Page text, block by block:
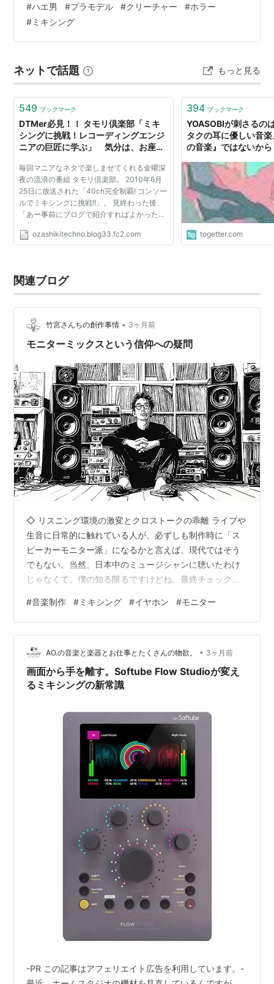
(PLATZ) Amazon フジミ模型 自由研究シリーズNo.23
EX-2 いきもの編 オオカマキリ （クリアーグリーン） 自
由研究-23 EX-2 フジミ模型(FUJIMI) Amazon
#ハエ男 #プラモデル #クリーチャー #ホラー
#ミキシング
ネットで話題 もっと見る
549 ブックマーク
DTMer必見！！ タモリ倶楽部「ミキ
シングに挑戦！レコーディングエンジ
ニアの巨匠に学ぶ」 気分は、お座敷
毎回マニアなネタで楽しませてくれる金曜深
夜の流浪の番組 タモリ倶楽部。 2010年6月
25日に放送された「40ch完全制覇! コンソー
ルでミキシングに挑戦!!」。 見終わった後、
「あー事前にブログで紹介すればよかった」
と後悔するほどDTMer必見の企画ネタだった
わけですが、タモリ倶楽部を事前にチェック
ozashikitechno.blog33.fc2.com
394 ブックマーク
YOASOBIが刺さるの
タクの耳に優しい音
の音楽』ではないか
togetter.com
関連ブログ
竹宮さんちの創作事情 • 3ヶ月前
モニターミックスという信仰への疑問
◇ リスニング環境の激変とクロストークの乖離 ライブや
生音に日常的に触れている人が、必ずしも制作時に「ス
ピーカーモニター派」になるかと言えば、現代ではそう
でもない。当然、日本中のミュージシャンに聴いたわけ
じゃなくて、僕の知る限るですけどね。最終チェックは
イヤホンやヘッドホンを選択してる。 もちろん、ベース
の量感やキックの沈み込みを正確に把握するために、物
理的なモニタースピーカーが必要だし、僕も使ってま
す。だけど、スピーカーの「クロストーク」を前提とし
たミックスバランスは、現代の密閉された耳元の再生環
境にはマッチしなくなってますよね。 スピーカー…
#音楽制作 #ミキシング #イヤホン #モニター
AO.の音楽と楽器とお仕事とたくさんの物欲。 • 3ヶ月前
画面から手を離す。Softube Flow Studioが変え
るミキシングの新常識
-PR この記事はアフェリエイト広告を利用しています。-